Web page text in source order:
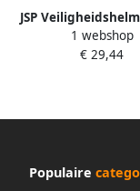
JSP
ABS | EN 397 | 1 stuk
000-100
1 webshop
€ 29,44
Populaire